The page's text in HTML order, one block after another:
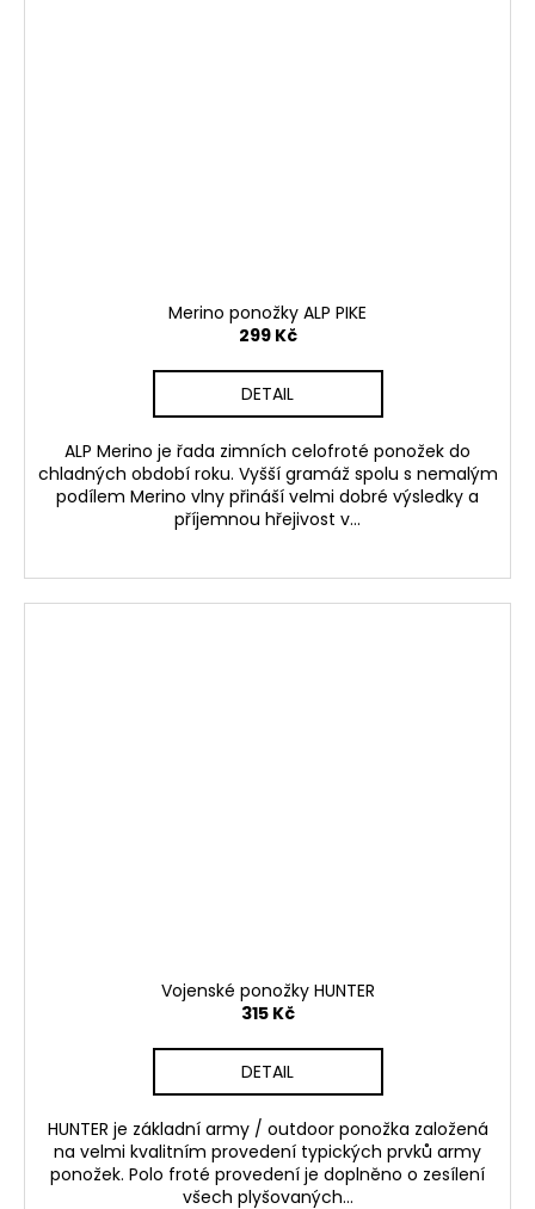
Merino ponožky ALP PIKE
299 Kč
DETAIL
ALP Merino je řada zimních celofroté ponožek do
chladných období roku. Vyšší gramáž spolu s nemalým
podílem Merino vlny přináší velmi dobré výsledky a
příjemnou hřejivost v...
Vojenské ponožky HUNTER
315 Kč
DETAIL
HUNTER je základní army / outdoor ponožka založená
na velmi kvalitním provedení typických prvků army
ponožek. Polo froté provedení je doplněno o zesílení
všech plyšovaných...